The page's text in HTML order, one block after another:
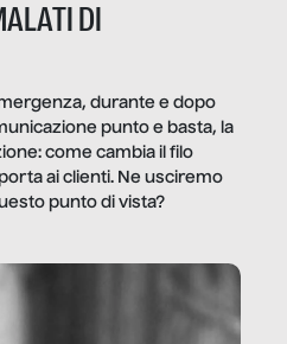
DI
durante e dopo
punto e basta, la
come cambia il filo
ai clienti. Ne usciremo
punto di vista?